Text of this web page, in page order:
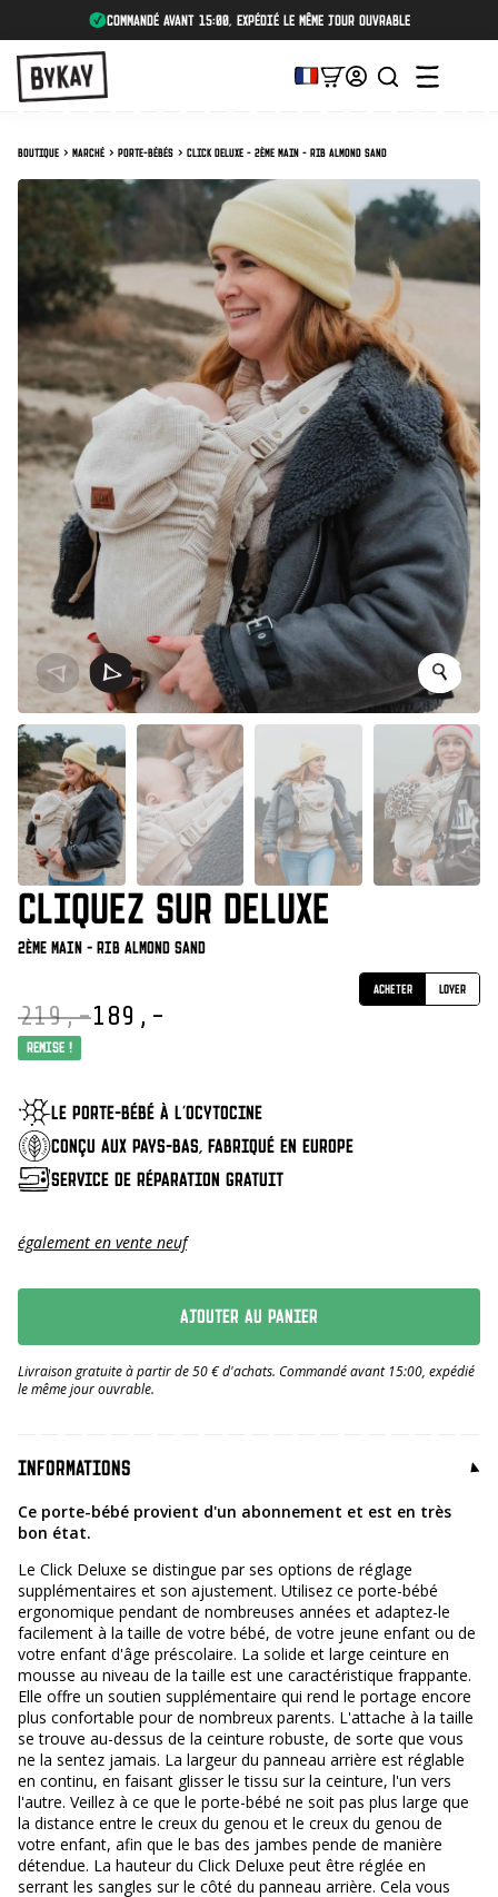
Commandé avant 15:00, expédié le même jour ouvrable
Boutique Marché Porte-bébés Click Deluxe - 2ème main - Rib Almond Sand
CLIQUEZ SUR DELUXE
2ème main - Rib Almond Sand
219,-
€ 219,-.
189,-
€ 189,-.
Remise !
LE PORTE-BÉBÉ À L'OCYTOCINE
CONÇU AUX PAYS-BAS, FABRIQUÉ EN EUROPE
SERVICE DE RÉPARATION GRATUIT
également en vente neuf
Acheter Loyer
AJOUTER AU PANIER
Livraison gratuite à partir de 50 € d'achats. Commandé avant 15:00, expédié
le même jour ouvrable.
INFORMATIONS
Ce porte-bébé provient d'un abonnement et est en très
bon état.
Le Click Deluxe se distingue par ses options de réglage
supplémentaires et son ajustement. Utilisez ce porte-bébé
ergonomique pendant de nombreuses années et adaptez-le
facilement à la taille de votre bébé, de votre jeune enfant ou de
votre enfant d'âge préscolaire. La solide et large ceinture en
mousse au niveau de la taille est une caractéristique frappante.
Elle offre un soutien supplémentaire qui rend le portage encore
plus confortable pour de nombreux parents. L'attache à la taille
se trouve au-dessus de la ceinture robuste, de sorte que vous
ne la sentez jamais. La largeur du panneau arrière est réglable
en continu, en faisant glisser le tissu sur la ceinture, l'un vers
l'autre. Veillez à ce que le porte-bébé ne soit pas plus large que
la distance entre le creux du genou et le creux du genou de
votre enfant, afin que le bas des jambes pende de manière
détendue. La hauteur du Click Deluxe peut être réglée en
serrant les sangles sur le côté du panneau arrière. Cela vous